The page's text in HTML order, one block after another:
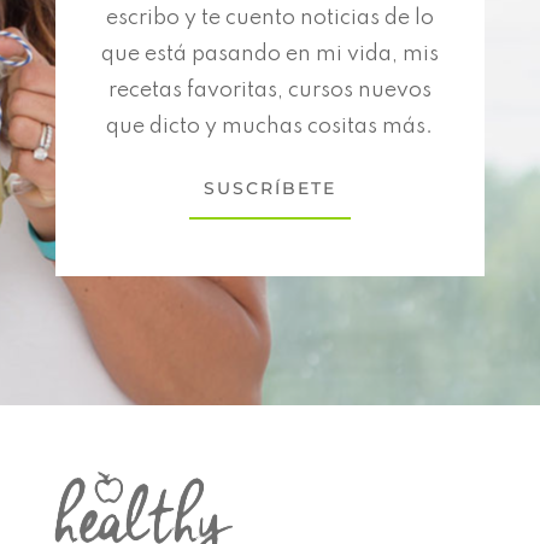
escribo y te cuento noticias de lo
que está pasando en mi vida, mis
recetas favoritas, cursos nuevos
que dicto y muchas cositas más.
SUSCRÍBETE